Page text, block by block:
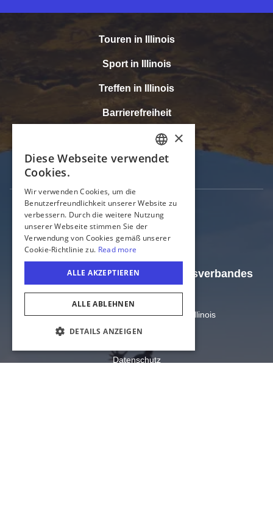
Touren in Illinois
Sport in Illinois
Treffen in Illinois
Barrierefreiheit
Tourismusbranche
Offizielle Webseite des Tourismusverbandes
Illinois
Amt für Handel und Wirtschaft von Illinois
US-Bundesstaat Illinois
Datenschutz